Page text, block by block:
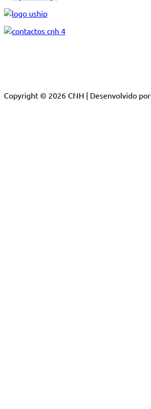
Copyright © 2026 CNH | Desenvolvido por